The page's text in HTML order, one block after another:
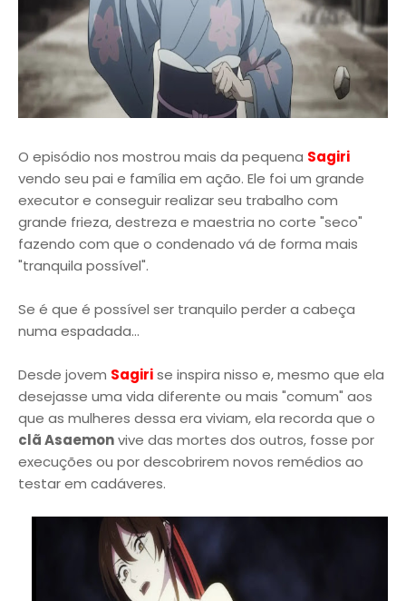
O episódio nos mostrou mais da pequena Sagiri
vendo seu pai e família em ação. Ele foi um grande
executor e conseguir realizar seu trabalho com
grande frieza, destreza e maestria no corte "seco"
fazendo com que o condenado vá de forma mais
"tranquila possível".
Se é que é possível ser tranquilo perder a cabeça
numa espadada...
Desde jovem Sagirise inspira nisso e, mesmo que ela
desejasse uma vida diferente ou mais "comum" aos
que as mulheres dessa era viviam, ela recorda que o
clã Asaemonvive das mortes dos outros, fosse por
execuções ou por descobrirem novos remédios ao
testar em cadáveres.